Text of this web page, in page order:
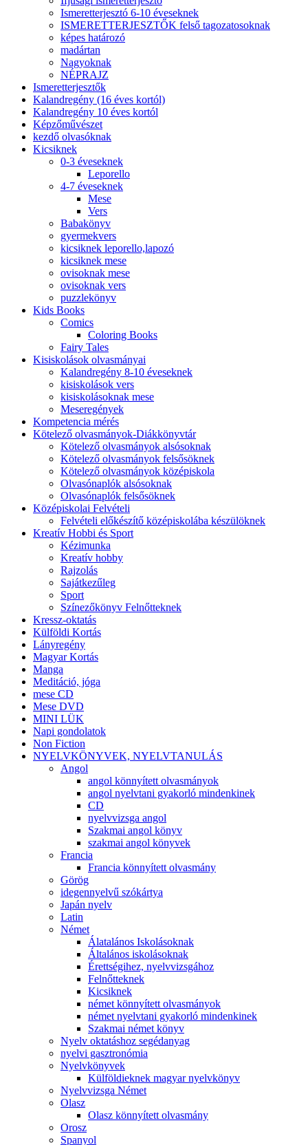
Ismeretterjesztó 6-10 éveseknek
ISMERETTERJESZTŐK felső tagozatosoknak
képes határozó
madártan
Nagyoknak
NÉPRAJZ
Ismeretterjesztők
Kalandregény (16 éves kortól)
Kalandregény 10 éves kortól
Képzőművészet
kezdő olvasóknak
Kicsiknek
0-3 éveseknek
Leporello
4-7 éveseknek
Mese
Vers
Babakönyv
gyermekvers
kicsiknek leporello,lapozó
kicsiknek mese
ovisoknak mese
ovisoknak vers
puzzlekönyv
Kids Books
Comics
Coloring Books
Fairy Tales
Kisiskolások olvasmányai
Kalandregény 8-10 éveseknek
kisiskolások vers
kisiskolásoknak mese
Meseregények
Kompetencia mérés
Kötelező olvasmányok-Diákkönyvtár
Kötelező olvasmányok alsósoknak
Kötelező olvasmányok felsősöknek
Kötelező olvasmányok középiskola
Olvasónaplók alsósoknak
Olvasónaplók felsősöknek
Középiskolai Felvételi
Felvételi előkészítő középiskolába készülöknek
Kreatív Hobbi és Sport
Kézimunka
Kreatív hobby
Rajzolás
Sajátkezűleg
Sport
Színezőkönyv Felnőtteknek
Kressz-oktatás
Külföldi Kortás
Lányregény
Magyar Kortás
Manga
Meditáció, jóga
mese CD
Mese DVD
MINI LÜK
Napi gondolatok
Non Fiction
NYELVKÖNYVEK, NYELVTANULÁS
Angol
angol könnyített olvasmányok
angol nyelvtani gyakorló mindenkinek
CD
nyelvvizsga angol
Szakmai angol könyv
szakmai angol könyvek
Francia
Francia könnyített olvasmány
Görög
idegennyelvű szókártya
Japán nyelv
Latin
Német
Álatalános Iskolásoknak
Általános iskolásoknak
Érettségihez, nyelvvizsgához
Felnőtteknek
Kicsiknek
német könnyített olvasmányok
német nyelvtani gyakorló mindenkinek
Szakmai német könyv
Nyelv oktatáshoz segédanyag
nyelvi gasztronómia
Nyelvkönyvek
Külföldieknek magyar nyelvkönyv
Nyelvvizsga Német
Olasz
Olasz könnyített olvasmány
Orosz
Spanyol